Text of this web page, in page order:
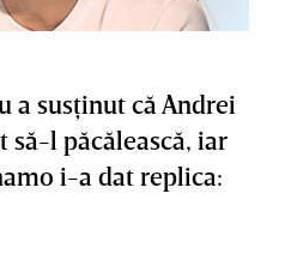
a susţinut că Andrei
să-l păcălească, iar
i-a dat replica: